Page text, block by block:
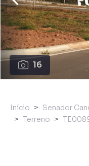
16
Início Senador
Terreno